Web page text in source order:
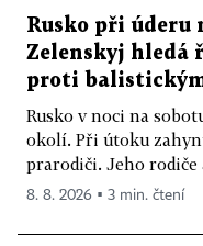
Rusko při úderu
Zelenskyj hledá
proti
Rusko v noci na
okolí. Při útoku
prarodiči. Jeho rodiče
8. 8. 2026 ▪ 3 min. čtení